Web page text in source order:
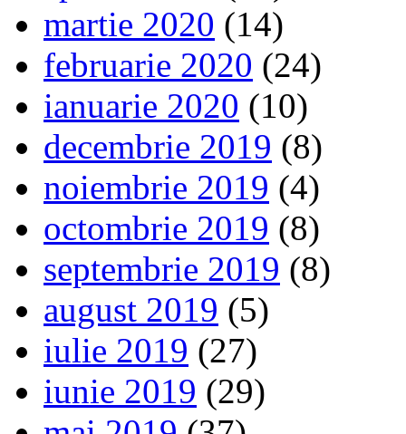
martie 2020 (14)
februarie 2020 (24)
ianuarie 2020 (10)
decembrie 2019 (8)
noiembrie 2019 (4)
octombrie 2019 (8)
septembrie 2019 (8)
august 2019 (5)
iulie 2019 (27)
iunie 2019 (29)